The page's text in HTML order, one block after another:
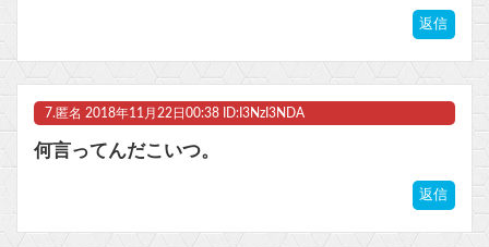
返信
7. 匿名 2018年11月22日00:38 ID:I3NzI3NDA
何言ってんだこいつ。
返信